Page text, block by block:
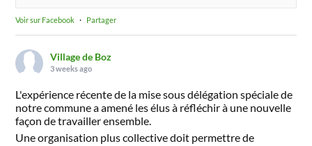
Voir sur Facebook · Partager
Village de Boz
3 weeks ago
L'expérience récente de la mise sous délégation spéciale de
notre commune a amené les élus à réfléchir à une nouvelle
façon de travailler ensemble.
Une organisation plus collective doit permettre de